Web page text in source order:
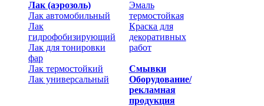
Лак (аэрозоль)
Лак автомобильный
Лак
гидрофобизирующий
Лак для тонировки
фар
Лак термостойкий
Лак универсальный
Эмаль
термостойкая
Краска для
декоративных
работ
Смывки
Оборудование/
рекламная
продукция